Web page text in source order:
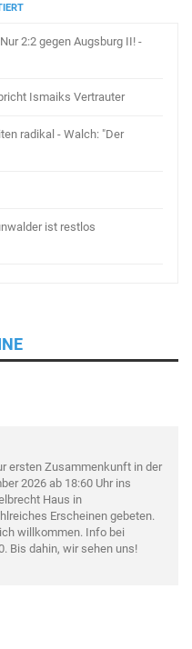
2:2 gegen Augsburg II! -
Ismaiks Vertrauter
radikal - Walch: "Der
ist restlos
ersten Zusammenkunft in der
2026 ab 18:60 Uhr ins
Haus in
Erscheinen gebeten.
willkommen. Info bei
Bis dahin, wir sehen uns!